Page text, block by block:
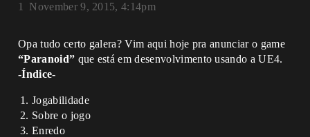
November 9, 2015, 4:14pm
1
Opa tudo certo galera? Vim aqui hoje pra anunciar o game
“Paranoid” que está em desenvolvimento usando a UE4.
-Índice-
Jogabilidade
Sobre o jogo
Enredo